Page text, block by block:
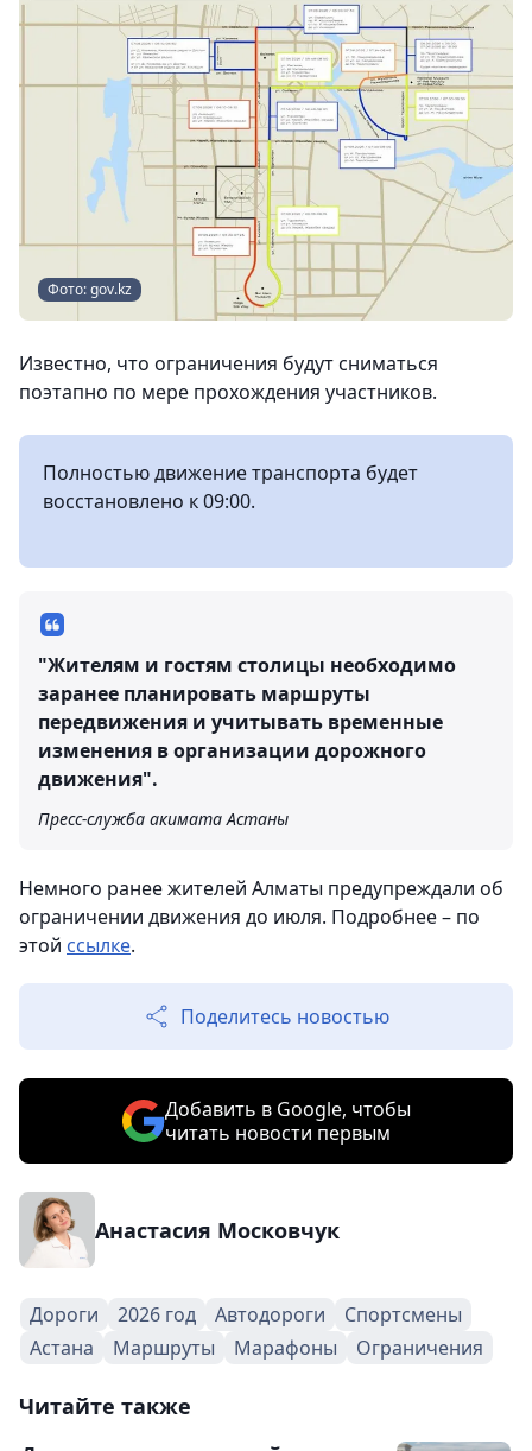
Фото: gov.kz
Известно, что ограничения будут сниматься
поэтапно по мере прохождения участников.
Полностью движение транспорта будет
восстановлено к 09:00.
"Жителям и гостям столицы необходимо
заранее планировать маршруты
передвижения и учитывать временные
изменения в организации дорожного
движения".
Пресс-служба акимата Астаны
Немного ранее жителей Алматы предупреждали об
ограничении движения до июля. Подробнее – по
этой ссылке.
Поделитесь новостью
Добавить в Google, чтобы
читать новости первым
Анастасия Московчук
Дороги 2026 год Автодороги
Спортсмены
Астана
Маршруты Марафоны Ограничения
Читайте также